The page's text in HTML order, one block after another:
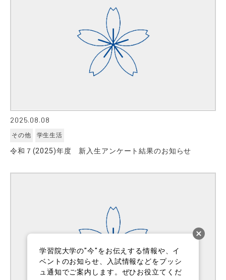
2025.08.08
その他 学生生活
令和７(2025)年度 新入生アンケート結果のお知らせ
学習院大学の"今"をお伝えする情報や、イ
ベントのお知らせ、入試情報などをプッシ
ュ通知でご案内します。ぜひお役立てくだ